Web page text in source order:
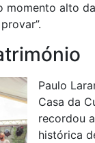
momento alto
Paulo
Casa da
recordou
histórica